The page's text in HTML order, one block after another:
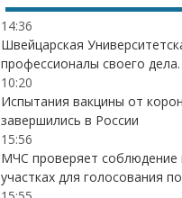
14:36
Швейцарская
профессионалы своего дела.
10:20
Испытания вакцины от
завершились в России
15:56
МЧС проверяет соблюдение
участках для голосования